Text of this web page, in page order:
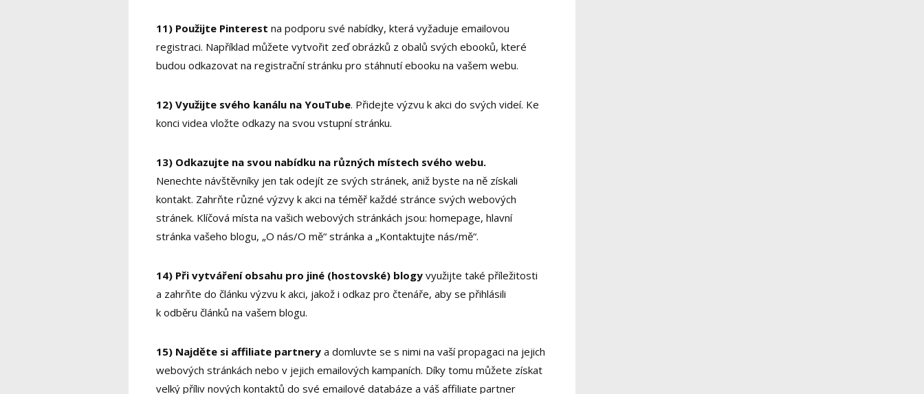
11) Použijte Pinterest na podporu své nabídky, která vyžaduje emailovou
registraci. Například můžete vytvořit zeď obrázků z obalů svých ebooků, které
budou odkazovat na registrační stránku pro stáhnutí ebooku na vašem webu.
12) Využijte svého kanálu na YouTube. Přidejte výzvu k akci do svých videí. Ke
konci videa vložte odkazy na svou vstupní stránku.
13) Odkazujte na svou nabídku na různých místech svého webu.
Nenechte návštěvníky jen tak odejít ze svých stránek, aniž byste na ně získali
kontakt. Zahrňte různé výzvy k akci na téměř každé stránce svých webových
stránek. Klíčová místa na vašich webových stránkách jsou: homepage, hlavní
stránka vašeho blogu, „O nás/O mě“ stránka a „Kontaktujte nás/mě“.
14) Při vytváření obsahu pro jiné (hostovské) blogy využijte také příležitosti
a zahrňte do článku výzvu k akci, jakož i odkaz pro čtenáře, aby se přihlásili
k odběru článků na vašem blogu.
15) Najděte si affiliate partnery a domluvte se s nimi na vaší propagaci na jejich
webových stránkách nebo v jejich emailových kampaních. Díky tomu můžete získat
velký příliv nových kontaktů do své emailové databáze a váš affiliate partner